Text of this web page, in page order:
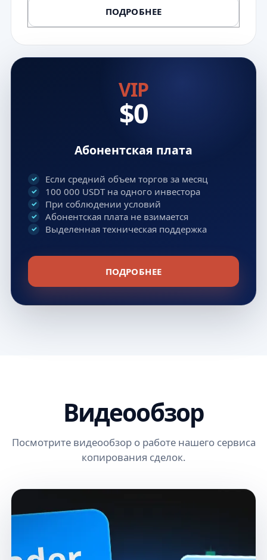
ПОДРОБНЕЕ
VIP
$0
Абонентская плата
Если средний объем торгов за месяц
100 000 USDT на одного инвестора
При соблюдении условий
Абонентская плата не взимается
Выделенная техническая поддержка
ПОДРОБНЕЕ
Видеообзор
Посмотрите видеообзор о работе нашего сервиса
копирования сделок.